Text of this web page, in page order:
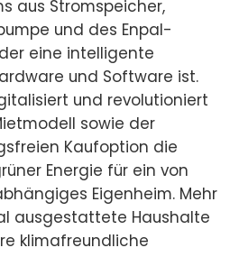
aus Stromspeicher,
und des Enpal-
eine intelligente
und Software ist.
und revolutioniert
sowie der
Kaufoption die
Energie für ein von
Eigenheim. Mehr
ausgestattete Haushalte
klimafreundliche